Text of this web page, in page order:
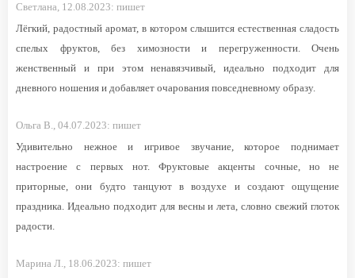
Светлана, 12.08.2023: пишет
Лёгкий, радостный аромат, в котором слышится естественная сладость
спелых фруктов, без химозности и перегруженности. Очень
женственный и при этом ненавязчивый, идеально подходит для
дневного ношения и добавляет очарования повседневному образу.
Ольга В., 04.07.2023: пишет
Удивительно нежное и игривое звучание, которое поднимает
настроение с первых нот. Фруктовые акценты сочные, но не
приторные, они будто танцуют в воздухе и создают ощущение
праздника. Идеально подходит для весны и лета, словно свежий глоток
радости.
Марина Л., 18.06.2023: пишет